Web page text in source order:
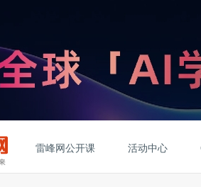
雷峰网公开课 活动中心